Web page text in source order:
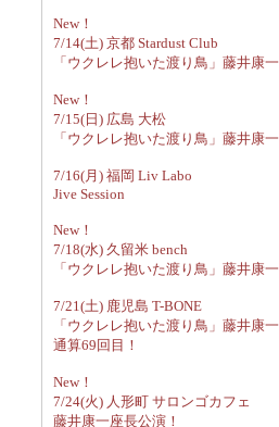
New！
7/14(土) 京都 Stardust Club
「ウクレレ抱いた渡り鳥」藤井康一
New！
7/15(日) 広島 大松
「ウクレレ抱いた渡り鳥」藤井康一
7/16(月) 福岡 Liv Labo
Jive Session
New！
7/18(水) 久留米 bench
「ウクレレ抱いた渡り鳥」藤井康一
7/21(土) 鹿児島 T-BONE
「ウクレレ抱いた渡り鳥」藤井康一
通算69回目！
New！
7/24(火) 人形町 サロンゴカフェ
藤井康一座長公演！